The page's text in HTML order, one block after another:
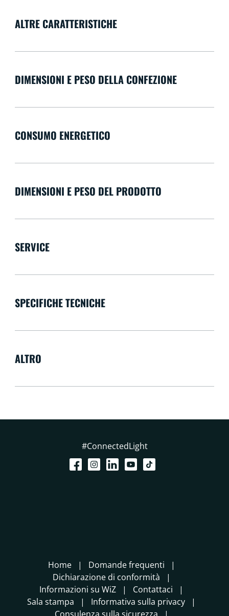
ALTRE CARATTERISTICHE
DIMENSIONI E PESO DELLA CONFEZIONE
CONSUMO ENERGETICO
DIMENSIONI E PESO DEL PRODOTTO
SERVICE
SPECIFICHE TECNICHE
ALTRO
#ConnectedLight
Home
Domande frequenti
Dichiarazione di conformità
Informazioni su WiZ
Contattaci
Sala stampa
Informativa sulla privacy